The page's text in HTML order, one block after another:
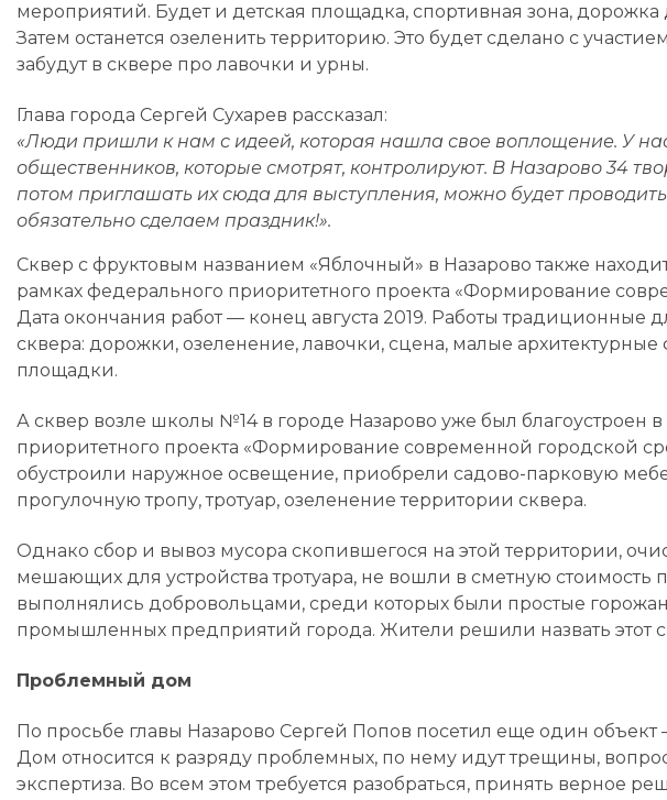
мероприятий. Будет и детская площадка, спортивная зона,
Затем останется озеленить территорию. Это будет сделано с
забудут в сквере про лавочки и урны.
Глава города Сергей Сухарев рассказал:
«Люди пришли к нам с идеей, которая нашла свое воплощение. У
общественников, которые смотрят, контролируют. В Назарово 34
потом приглашать их сюда для выступления, можно будет
обязательно сделаем праздник!».
Сквер с фруктовым названием «Яблочный» в Назарово также
рамках федерального приоритетного проекта «Формирование
Дата окончания работ — конец августа 2019. Работы традиционные
сквера: дорожки, озеленение, лавочки, сцена, малые
площадки.
А сквер возле школы №14 в городе Назарово уже был благоустроен
приоритетного проекта «Формирование современной городской
обустроили наружное освещение, приобрели садово-парковую
прогулочную тропу, тротуар, озеленение территории сквера.
Однако сбор и вывоз мусора скопившегося на этой территории,
мешающих для устройства тротуара, не вошли в сметную стоимость
выполнялись добровольцами, среди которых были простые
промышленных предприятий города. Жители решили назвать этот
Проблемный дом
По просьбе главы Назарово Сергей Попов посетил еще один объект
Дом относится к разряду проблемных, по нему идут трещины,
экспертиза. Во всем этом требуется разобраться, принять верное